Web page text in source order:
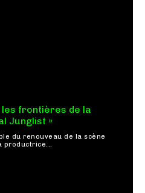
frontières de la
Junglist »
productrice...